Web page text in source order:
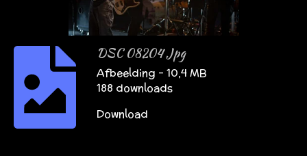
DSC 08204 Jpg
Afbeelding – 10,4 MB
188 downloads
Download